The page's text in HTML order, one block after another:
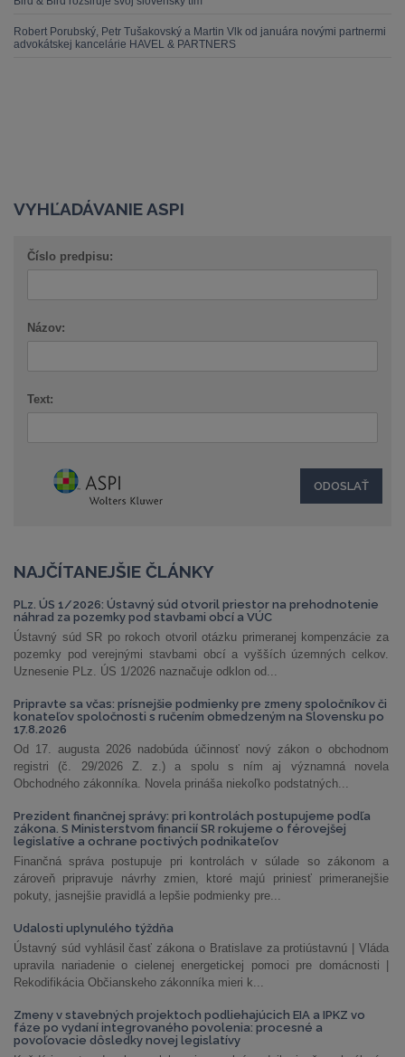
Robert Porubský, Petr Tušakovský a Martin Vlk od januára novými partnermi
advokátskej kancelárie HAVEL & PARTNERS
VYHĽADÁVANIE ASPI
Číslo predpisu:
Názov:
Text:
NAJČÍTANEJŠIE ČLÁNKY
PLz. ÚS 1/2026: Ústavný súd otvoril priestor na prehodnotenie
náhrad za pozemky pod stavbami obcí a VÚC
Ústavný súd SR po rokoch otvoril otázku primeranej kompenzácie za
pozemky pod verejnými stavbami obcí a vyšších územných celkov.
Uznesenie PLz. ÚS 1/2026 naznačuje odklon od...
Pripravte sa včas: prísnejšie podmienky pre zmeny spoločníkov či
konateľov spoločnosti s ručením obmedzeným na Slovensku po
17.8.2026
Od 17. augusta 2026 nadobúda účinnosť nový zákon o obchodnom
registri (č. 29/2026 Z. z.) a spolu s ním aj významná novela
Obchodného zákonníka. Novela prináša niekoľko podstatných...
Prezident finančnej správy: pri kontrolách postupujeme podľa
zákona. S Ministerstvom financií SR rokujeme o férovejšej
legislatíve a ochrane poctivých podnikateľov
Finančná správa postupuje pri kontrolách v súlade so zákonom a
zároveň pripravuje návrhy zmien, ktoré majú priniesť primeranejšie
pokuty, jasnejšie pravidlá a lepšie podmienky pre...
Udalosti uplynulého týždňa
Ústavný súd vyhlásil časť zákona o Bratislave za protiústavnú | Vláda
upravila nariadenie o cielenej energetickej pomoci pre domácnosti |
Rekodifikácia Občianskeho zákonníka mieri k...
Zmeny v stavebných projektoch podliehajúcich EIA a IPKZ vo
fáze po vydaní integrovaného povolenia: procesné a
povoľovacie dôsledky novej legislatívy